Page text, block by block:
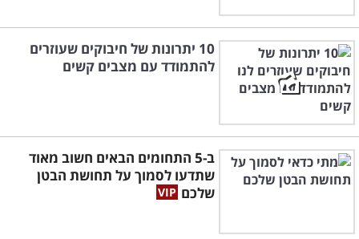
10 יתרונות של חיבוקים שעוזרים
להתמודד עם מצבים קשים
ב-5 התחומים הבאים חשוב מאוד
שתדעו לסמוך על תחושת הבטן
שלכם